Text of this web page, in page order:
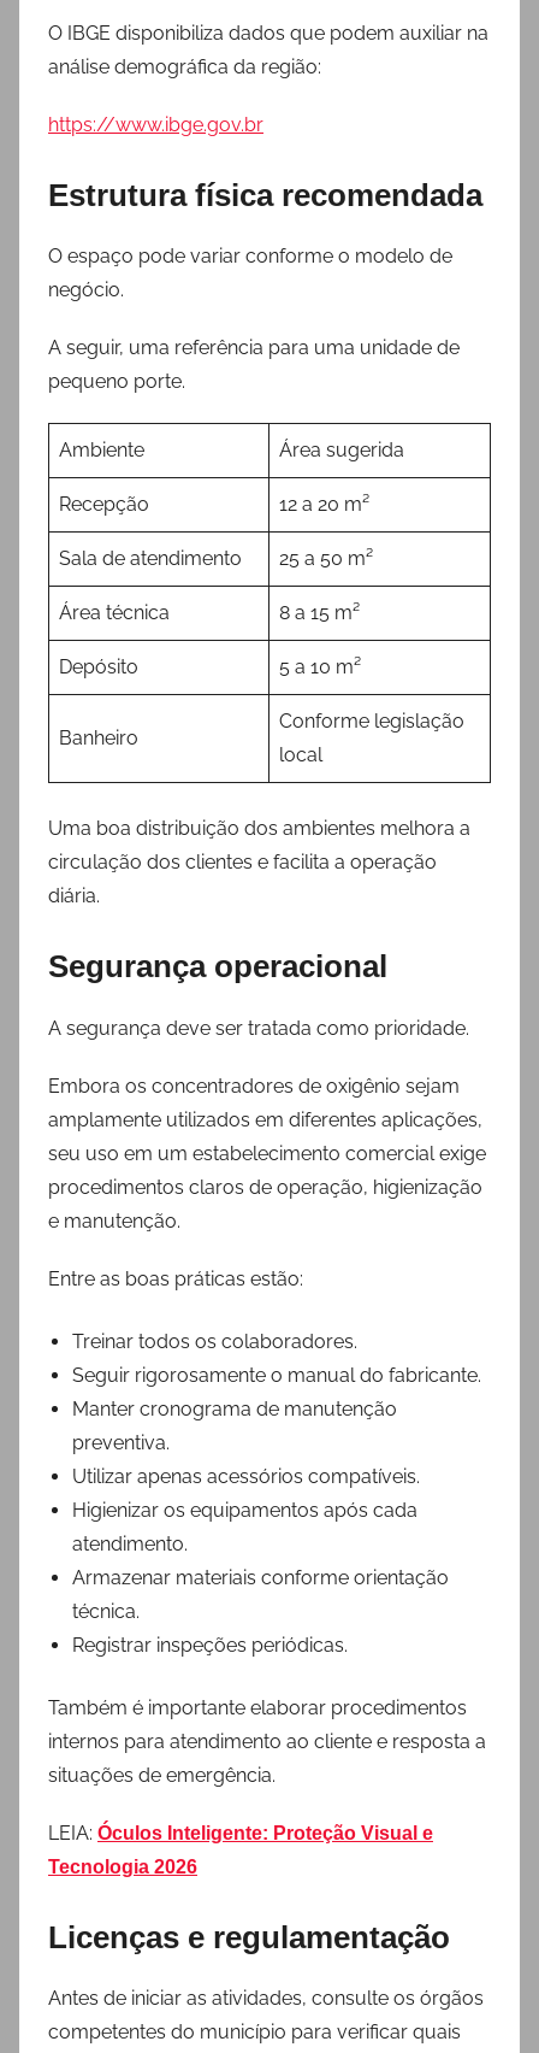
O IBGE disponibiliza dados que podem auxiliar na
análise demográfica da região:
https://www.ibge.gov.br
Estrutura física recomendada
O espaço pode variar conforme o modelo de
negócio.
A seguir, uma referência para uma unidade de
pequeno porte.
Ambiente Área sugerida
Recepção 12 a 20 m²
Sala de atendimento 25 a 50 m²
Área técnica 8 a 15 m²
Depósito 5 a 10 m²
Banheiro
Conforme legislação
local
Uma boa distribuição dos ambientes melhora a
circulação dos clientes e facilita a operação
diária.
Segurança operacional
A segurança deve ser tratada como prioridade.
Embora os concentradores de oxigênio sejam
amplamente utilizados em diferentes aplicações,
seu uso em um estabelecimento comercial exige
procedimentos claros de operação, higienização
e manutenção.
Entre as boas práticas estão:
Treinar todos os colaboradores.
Seguir rigorosamente o manual do fabricante.
Manter cronograma de manutenção
preventiva.
Utilizar apenas acessórios compatíveis.
Higienizar os equipamentos após cada
atendimento.
Armazenar materiais conforme orientação
técnica.
Registrar inspeções periódicas.
Também é importante elaborar procedimentos
internos para atendimento ao cliente e resposta a
situações de emergência.
LEIA: Óculos Inteligente: Proteção Visual e
Tecnologia 2026
Licenças e regulamentação
Antes de iniciar as atividades, consulte os órgãos
competentes do município para verificar quais